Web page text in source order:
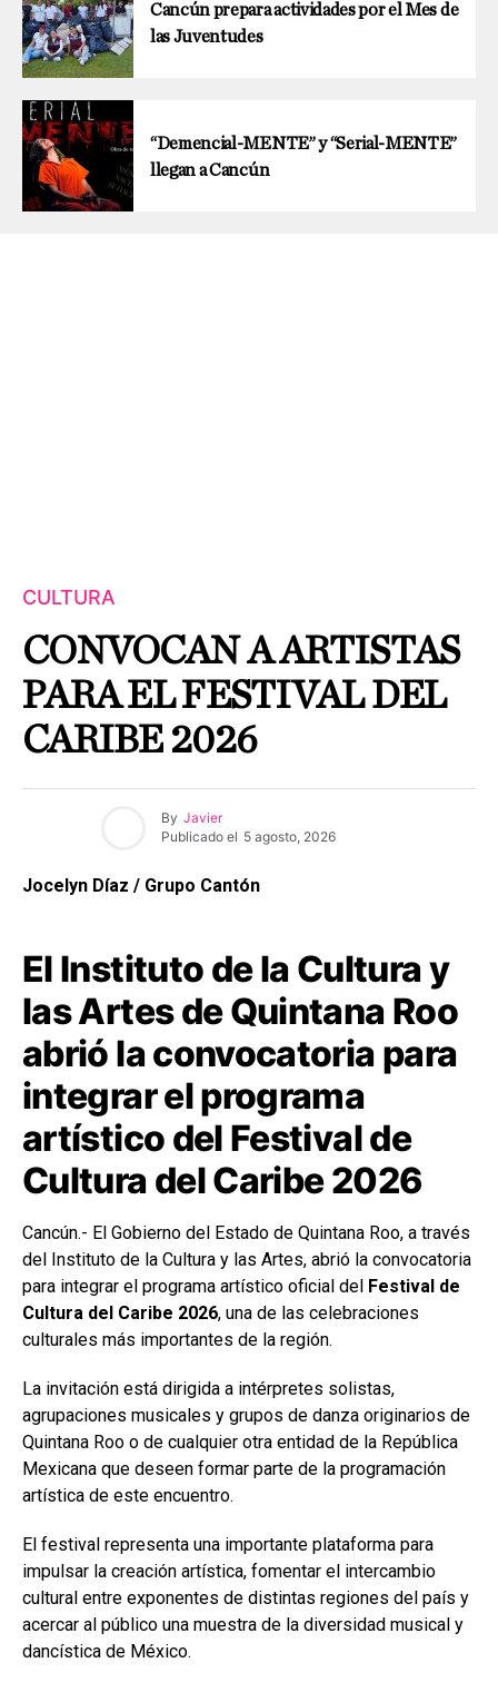
Cancún prepara actividades por el Mes de
las Juventudes
“Demencial-MENTE” y “Serial-MENTE”
llegan a Cancún
CULTURA
CONVOCAN A ARTISTAS
PARA EL FESTIVAL DEL
CARIBE 2026
By Javier
Publicado el 5 agosto, 2026
Jocelyn Díaz / Grupo Cantón
El Instituto de la Cultura y
las Artes de Quintana Roo
abrió la convocatoria para
integrar el programa
artístico del Festival de
Cultura del Caribe 2026
Cancún.- El Gobierno del Estado de Quintana Roo, a través
del Instituto de la Cultura y las Artes, abrió la convocatoria
para integrar el programa artístico oficial del Festival de
Cultura del Caribe 2026, una de las celebraciones
culturales más importantes de la región.
La invitación está dirigida a intérpretes solistas,
agrupaciones musicales y grupos de danza originarios de
Quintana Roo o de cualquier otra entidad de la República
Mexicana que deseen formar parte de la programación
artística de este encuentro.
El festival representa una importante plataforma para
impulsar la creación artística, fomentar el intercambio
cultural entre exponentes de distintas regiones del país y
acercar al público una muestra de la diversidad musical y
dancística de México.